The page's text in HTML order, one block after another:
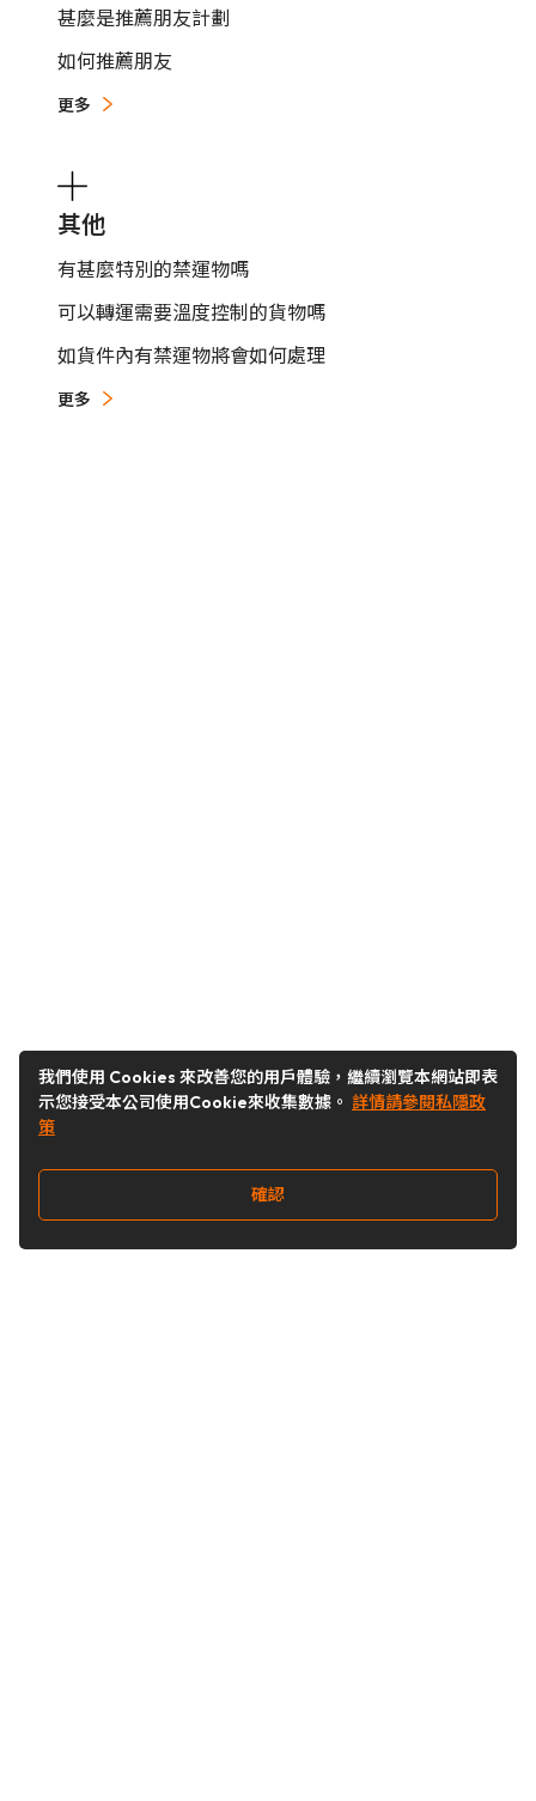
甚麼是推薦朋友計劃
如何推薦朋友
更多
其他
有甚麼特別的禁運物嗎
可以轉運需要溫度控制的貨物嗎
如貨件內有禁運物將會如何處理
更多
我們使用 Cookies 來改善您的用戶體驗，繼續瀏覽本網站即表
示您接受本公司使用Cookie來收集數據。 詳情請參閱私隱政
策
確認